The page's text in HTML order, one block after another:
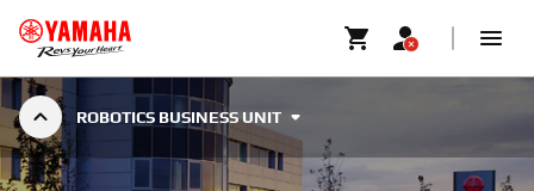
ROBOTICS BUSINESS UNIT